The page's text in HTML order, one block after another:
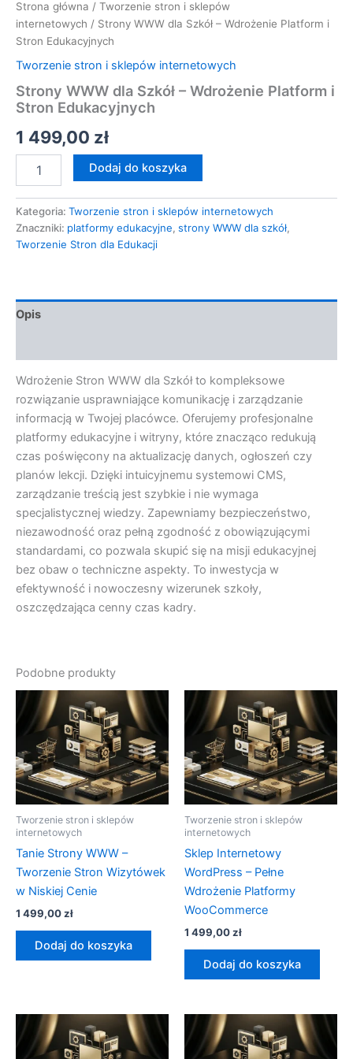
Strona główna / Tworzenie stron i sklepów
internetowych / Strony WWW dla Szkół – Wdrożenie Platform i
Stron Edukacyjnych
Tworzenie stron i sklepów internetowych
Strony WWW dla Szkół – Wdrożenie Platform i
Stron Edukacyjnych
1 499,00 zł
Dodaj do koszyka
Kategoria: Tworzenie stron i sklepów internetowych
Znaczniki: platformy edukacyjne, strony WWW dla szkół,
Tworzenie Stron dla Edukacji
Opis
Wdrożenie Stron WWW dla Szkół to kompleksowe
rozwiązanie usprawniające komunikację i zarządzanie
informacją w Twojej placówce. Oferujemy profesjonalne
platformy edukacyjne i witryny, które znacząco redukują
czas poświęcony na aktualizację danych, ogłoszeń czy
planów lekcji. Dzięki intuicyjnemu systemowi CMS,
zarządzanie treścią jest szybkie i nie wymaga
specjalistycznej wiedzy. Zapewniamy bezpieczeństwo,
niezawodność oraz pełną zgodność z obowiązującymi
standardami, co pozwala skupić się na misji edukacyjnej
bez obaw o techniczne aspekty. To inwestycja w
efektywność i nowoczesny wizerunek szkoły,
oszczędzająca cenny czas kadry.
Podobne produkty
Tworzenie stron i sklepów
internetowych
Tanie Strony WWW –
Tworzenie Stron Wizytówek
w Niskiej Cenie
1 499,00zł
Dodaj do koszyka
Tworzenie stron i sklepów
internetowych
Sklep Internetowy
WordPress – Pełne
Wdrożenie Platformy
WooCommerce
1 499,00zł
Dodaj do koszyka